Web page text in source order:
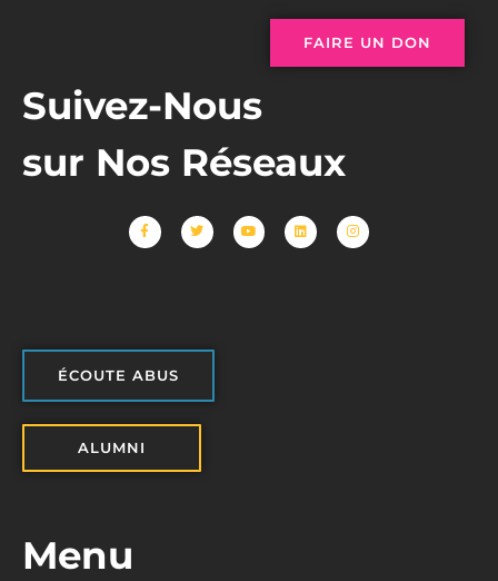
FAIRE UN DON
Suivez-Nous
sur Nos Réseaux
ÉCOUTE ABUS
ALUMNI
Menu